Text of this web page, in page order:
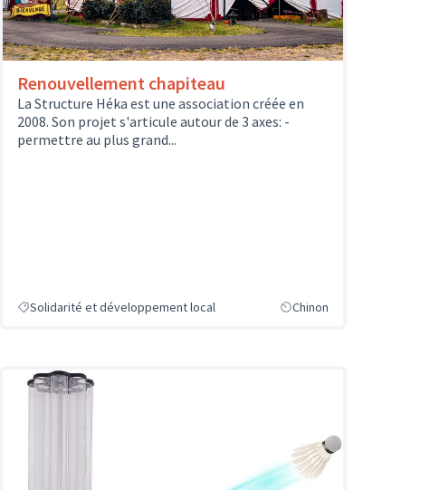
Renouvellement chapiteau
La Structure Héka est une association créée en
2008. Son projet s'articule autour de 3 axes: -
permettre au plus grand...
Solidarité et développement local Chinon